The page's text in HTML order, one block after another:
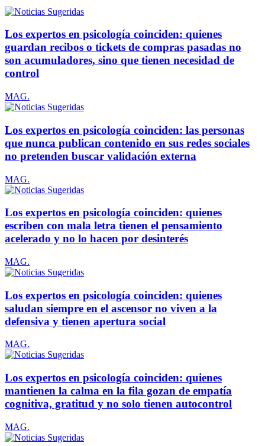
Los expertos en psicología coinciden: quienes
guardan recibos o tickets de compras pasadas no
son acumuladores, sino que tienen necesidad de
control
MAG.
Los expertos en psicología coinciden: las personas
que nunca publican contenido en sus redes sociales
no pretenden buscar validación externa
MAG.
Los expertos en psicología coinciden: quienes
escriben con mala letra tienen el pensamiento
acelerado y no lo hacen por desinterés
MAG.
Los expertos en psicología coinciden: quienes
saludan siempre en el ascensor no viven a la
defensiva y tienen apertura social
MAG.
Los expertos en psicología coinciden: quienes
mantienen la calma en la fila gozan de empatía
cognitiva, gratitud y no solo tienen autocontrol
MAG.